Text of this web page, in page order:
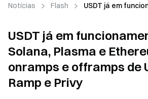
Notícias Flash USDT já em
USDT já em
Solana, Plasma e
onramps e offramps de
Ramp e Privy